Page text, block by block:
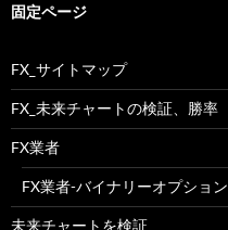
固定ページ
FX_サイトマップ
FX_未来チャートの検証、勝率
FX業者
FX業者-バイナリーオプション
未来チャートを検証